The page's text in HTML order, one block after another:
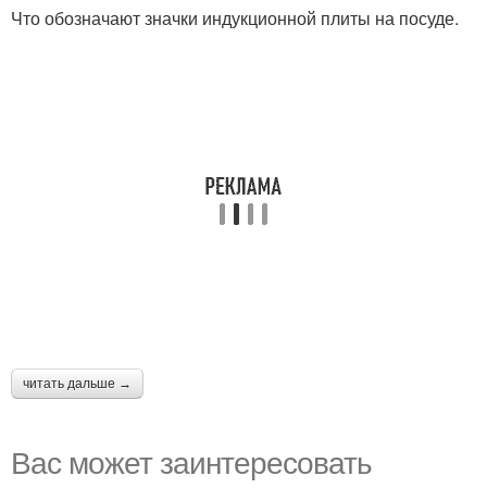
Что обозначают значки индукционной плиты на посуде.
читать дальше →
Вас может заинтересовать